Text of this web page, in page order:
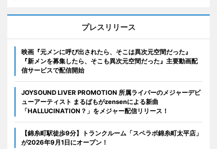
プレスリリース
映画『元メンに呼び出されたら、そこは異次元空間だった』
『新メンを募集したら、そこも異次元空間だった』主要動画配
信サービスで配信開始
JOYSOUND LIVER PROMOTION 所属ライバーのメジャーデビ
ューアーティスト まるぱもがzensenによる新曲
「HALLUCINATION？」をメジャー配信リリース！
【錦糸町駅徒歩9分】トランクルーム「スペラボ錦糸町太平店」
が2026年9月1日にオープン！